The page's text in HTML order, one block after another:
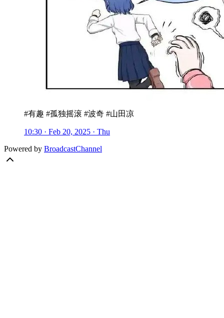
#有趣 #孤独摇滚 #波奇 #山田凉
10:30 · Feb 20, 2025 · Thu
Powered by BroadcastChannel